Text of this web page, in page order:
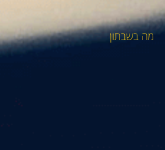
מה בשבתון